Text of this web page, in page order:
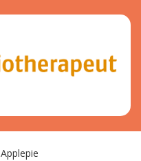
Applepie